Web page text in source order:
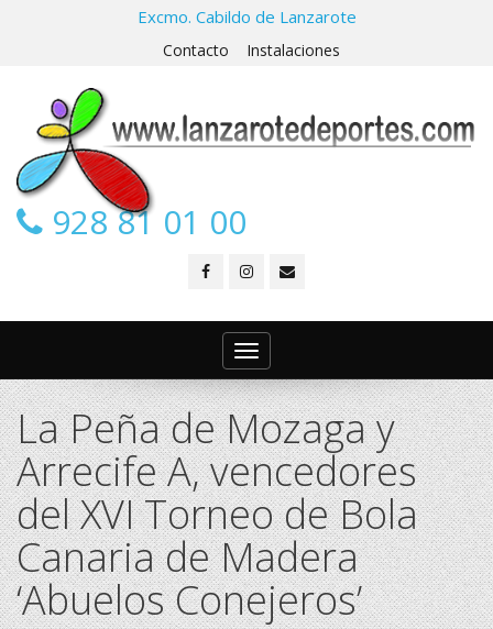
Excmo. Cabildo de Lanzarote
Contacto Instalaciones
928 81 01 00
Toggle
navigation
La Peña de Mozaga y
Arrecife A, vencedores
del XVI Torneo de Bola
Canaria de Madera
‘Abuelos Conejeros’